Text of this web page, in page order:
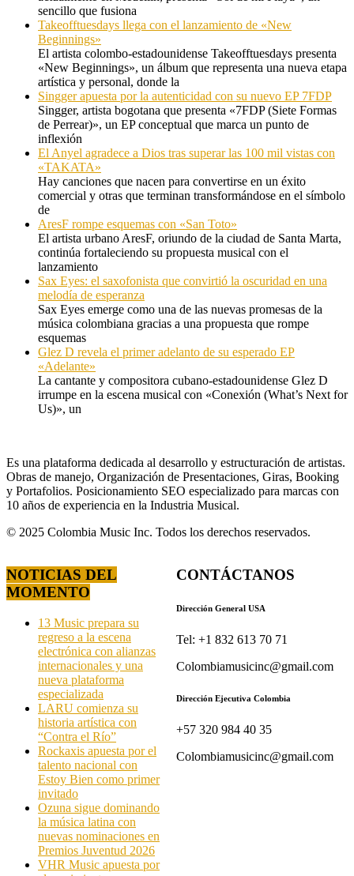
sencillo que fusiona
Takeofftuesdays llega con el lanzamiento de «New
Beginnings»
El artista colombo-estadounidense Takeofftuesdays presenta
«New Beginnings», un álbum que representa una nueva etapa
artística y personal, donde la
Singger apuesta por la autenticidad con su nuevo EP 7FDP
Singger, artista bogotana que presenta «7FDP (Siete Formas
de Perrear)», un EP conceptual que marca un punto de
inflexión
El Anyel agradece a Dios tras superar las 100 mil vistas con
«TAKATA»
Hay canciones que nacen para convertirse en un éxito
comercial y otras que terminan transformándose en el símbolo
de
AresF rompe esquemas con «San Toto»
El artista urbano AresF, oriundo de la ciudad de Santa Marta,
continúa fortaleciendo su propuesta musical con el
lanzamiento
Sax Eyes: el saxofonista que convirtió la oscuridad en una
melodía de esperanza
Sax Eyes emerge como una de las nuevas promesas de la
música colombiana gracias a una propuesta que rompe
esquemas
Glez D revela el primer adelanto de su esperado EP
«Adelante»
La cantante y compositora cubano-estadounidense Glez D
irrumpe en la escena musical con «Conexión (What’s Next for
Us)», un
Es una plataforma dedicada al desarrollo y estructuración de artistas.
Obras de manejo, Organización de Presentaciones, Giras, Booking
y Portafolios. Posicionamiento SEO especializado para marcas con
10 años de experiencia en la Industria Musical.
© 2025 Colombia Music Inc. Todos los derechos reservados.
NOTICIAS DEL
MOMENTO
13 Music prepara su
regreso a la escena
electrónica con alianzas
internacionales y una
nueva plataforma
especializada
LARU comienza su
historia artística con
“Contra el Río”
Rockaxis apuesta por el
talento nacional con
Estoy Bien como primer
invitado
Ozuna sigue dominando
la música latina con
nuevas nominaciones en
Premios Juventud 2026
VHR Music apuesta por
CONTÁCTANOS
Dirección General USA
Tel: +1 832 613 70 71
Colombiamusicinc@gmail.com
Dirección Ejecutiva Colombia
+57 320 984 40 35
Colombiamusicinc@gmail.com